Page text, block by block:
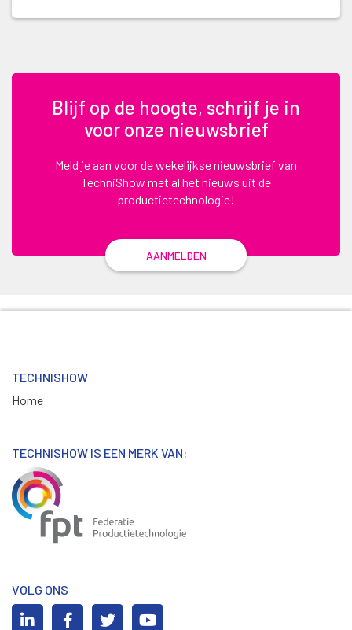
Blijf op de hoogte, schrijf je in
voor onze nieuwsbrief
Meld je aan voor de wekelijkse nieuwsbrief van
TechniShow met al het nieuws uit de
productietechnologie!
AANMELDEN
TECHNISHOW
Home
TECHNISHOW IS EEN MERK VAN:
VOLG ONS